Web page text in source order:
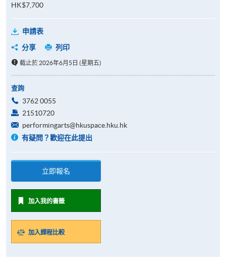
HK$7,700
申請表
分享
列印
截止於 2026年6月5日 (星期五)
查詢
3762 0055
21510720
performingarts@hkuspace.hku.hk
有疑問？歡迎在此提出
立即報名
加入我的書籤
加入課程比較